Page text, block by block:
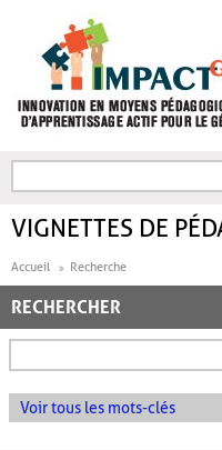
FORMULAIRE DE
VIGNETTES DE
Accueil Recherche
RECHERCHER
Voir tous les mots-clés